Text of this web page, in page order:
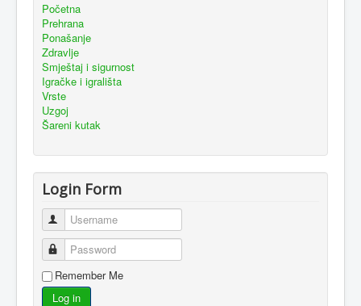
Početna
Prehrana
Ponašanje
Zdravlje
Smještaj i sigurnost
Igračke i igrališta
Vrste
Uzgoj
Šareni kutak
Login Form
Username
Password
Remember Me
Log in